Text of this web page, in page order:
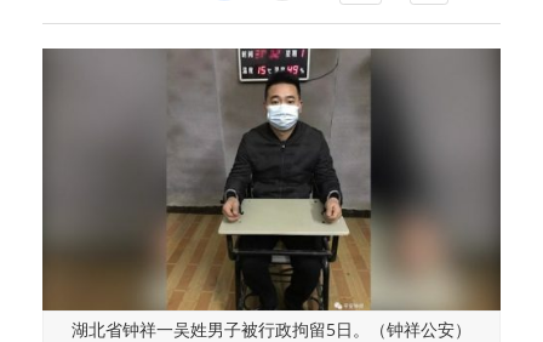
湖北省钟祥一吴姓男子被行政拘留5日。（钟祥公安）